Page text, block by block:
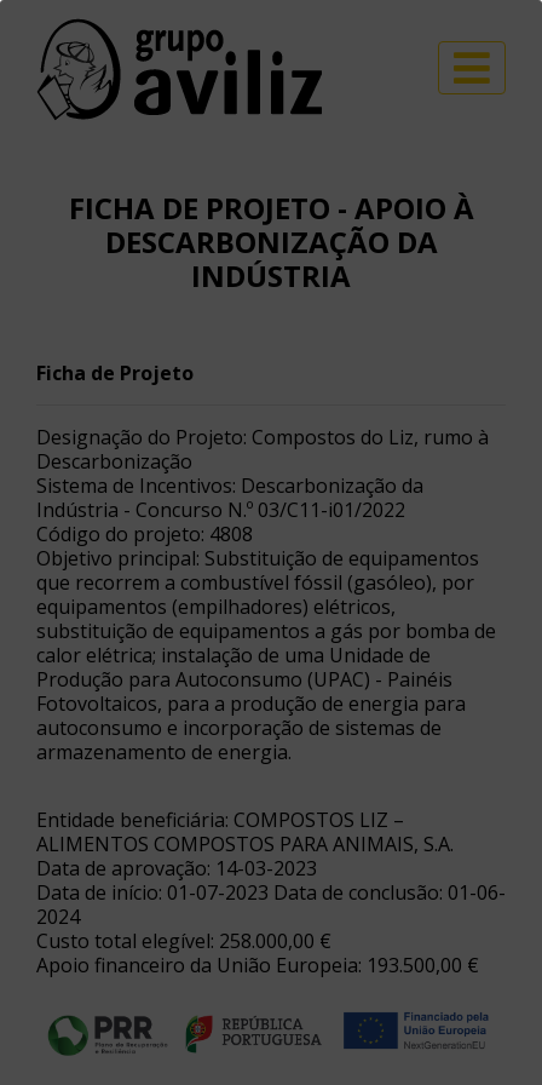
FICHA DE PROJETO - APOIO À
DESCARBONIZAÇÃO DA
INDÚSTRIA
Ficha de Projeto
Designação do Projeto: Compostos do Liz, rumo à
Descarbonização
Sistema de Incentivos: Descarbonização da
Indústria - Concurso N.º 03/C11-i01/2022
Código do projeto: 4808
Objetivo principal: Substituição de equipamentos
que recorrem a combustível fóssil (gasóleo), por
equipamentos (empilhadores) elétricos,
substituição de equipamentos a gás por bomba de
calor elétrica; instalação de uma Unidade de
Produção para Autoconsumo (UPAC) - Painéis
Fotovoltaicos, para a produção de energia para
autoconsumo e incorporação de sistemas de
armazenamento de energia.
Entidade beneficiária: COMPOSTOS LIZ –
ALIMENTOS COMPOSTOS PARA ANIMAIS, S.A.
Data de aprovação: 14-03-2023
Data de início: 01-07-2023 Data de conclusão: 01-06-
2024
Custo total elegível: 258.000,00 €
Apoio financeiro da União Europeia: 193.500,00 €